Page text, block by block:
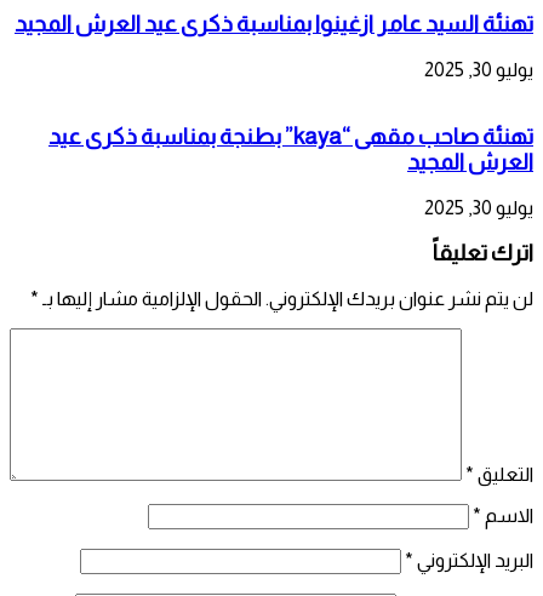
تهنئة السيد عامر ازغينوا بمناسبة ذكرى عيد العرش المجيد
يوليو 30, 2025
تهنئة صاحب مقهى “kaya” بطنجة بمناسبة ذكرى عيد
العرش المجيد
يوليو 30, 2025
اترك تعليقاً
لن يتم نشر عنوان بريدك الإلكتروني. الحقول الإلزامية مشار إليها بـ *
التعليق *
الاسم *
البريد الإلكتروني *